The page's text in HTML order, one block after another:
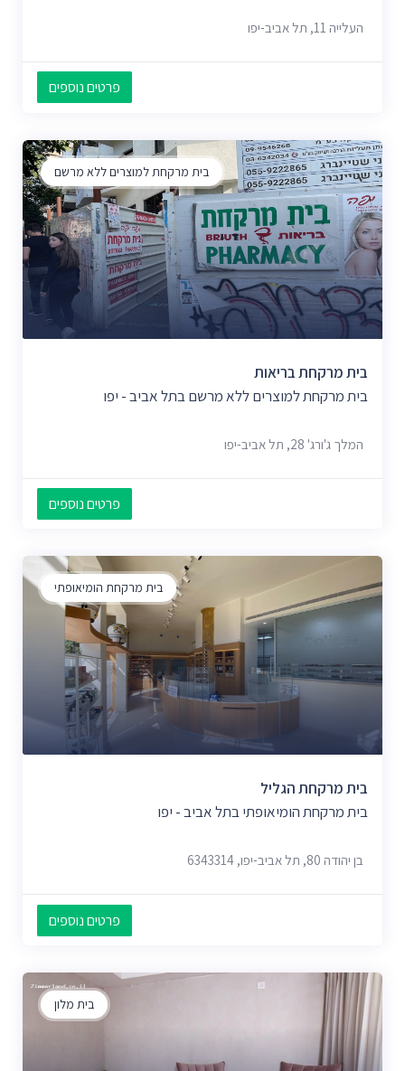
העלייה 11, תל אביב-יפו
פרטים נוספים
בית מרקחת למוצרים ללא מרשם
בית מרקחת בריאות
בית מרקחת למוצרים ללא מרשם בתל אביב - יפו
המלך ג'ורג' 28, תל אביב-יפו
פרטים נוספים
בית מרקחת הומיאופתי
בית מרקחת הגליל
בית מרקחת הומיאופתי בתל אביב - יפו
בן יהודה 80, תל אביב-יפו, 6343314
פרטים נוספים
בית מלון